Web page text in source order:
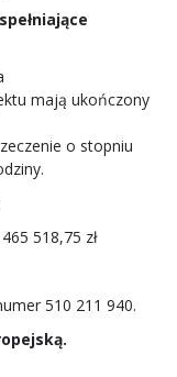
mają ukończony
o stopniu
518,75 zł
510 211 940.